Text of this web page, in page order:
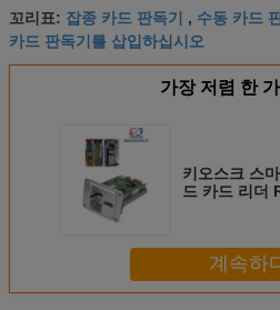
꼬리표: 잡종 카드 판독기 , 수동 카드
카드 판독기를 삽입하십시오
가장 저렴 한
키오스크 스
드 카드 리더
계속하